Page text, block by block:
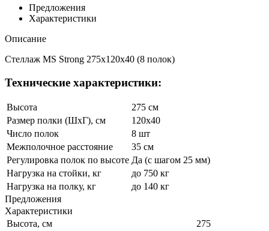
Предложения
Характеристики
Описание
Стеллаж MS Strong 275x120x40 (8 полок)
Технические характеристики:
Высота
275 см
Размер полки (ШхГ), см
120x40
Число полок
8 шт
Межполочное расстояние
35 см
Регулировка полок по высоте Да (с шагом 25 мм)
Нагрузка на стойки, кг
до 750 кг
Нагрузка на полку, кг
до 140 кг
Предложения
Характеристики
Высота, см
275